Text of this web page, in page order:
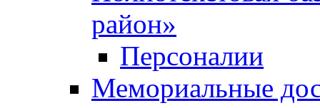
район»
Персоналии
Мемориальные